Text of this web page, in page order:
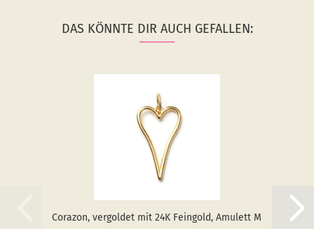
DAS KÖNNTE DIR AUCH GEFALLEN:
Co­ra­zon, ver­gol­det mit 24K Fein­gold, Amu­lett M